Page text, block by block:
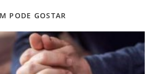
PODE GOSTAR